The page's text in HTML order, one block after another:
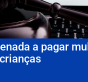
a pagar